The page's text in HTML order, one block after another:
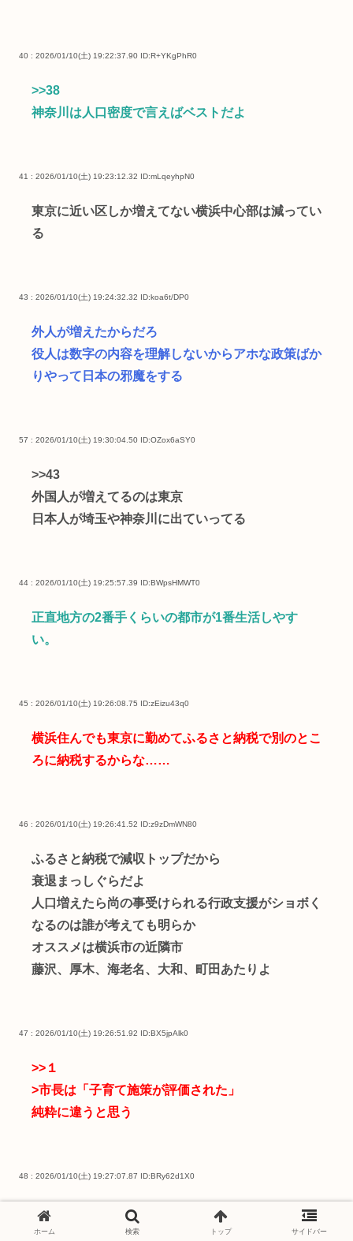
40 : 2026/01/10(土) 19:22:37.90 ID:R+YKgPhR0
>>38
神奈川は人口密度で言えばベストだよ
41 : 2026/01/10(土) 19:23:12.32 ID:mLqeyhpN0
東京に近い区しか増えてない横浜中心部は減ってい
る
43 : 2026/01/10(土) 19:24:32.32 ID:koa6t/DP0
外人が増えたからだろ
役人は数字の内容を理解しないからアホな政策ばか
りやって日本の邪魔をする
57 : 2026/01/10(土) 19:30:04.50 ID:OZox6aSY0
>>43
外国人が増えてるのは東京
日本人が埼玉や神奈川に出ていってる
44 : 2026/01/10(土) 19:25:57.39 ID:BWpsHMWT0
正直地方の2番手くらいの都市が1番生活しやす
い。
45 : 2026/01/10(土) 19:26:08.75 ID:zEizu43q0
横浜住んでも東京に勤めてふるさと納税で別のとこ
ろに納税するからな……
46 : 2026/01/10(土) 19:26:41.52 ID:z9zDmWN80
ふるさと納税で減収トップだから
衰退まっしぐらだよ
人口増えたら尚の事受けられる行政支援がショボく
なるのは誰が考えても明らか
オススメは横浜市の近隣市
藤沢、厚木、海老名、大和、町田あたりよ
47 : 2026/01/10(土) 19:26:51.92 ID:BX5jpAlk0
>>１
>市長は「子育て施策が評価された」
純粋に違うと思う
48 : 2026/01/10(土) 19:27:07.87 ID:BRy62d1X0
害人が増えたんだろ
ホーム 検索 トップ サイドバー